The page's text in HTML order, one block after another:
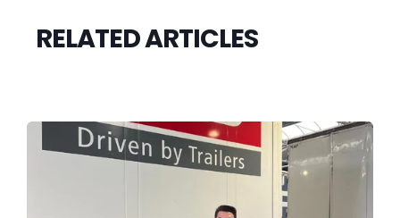
RELATED ARTICLES